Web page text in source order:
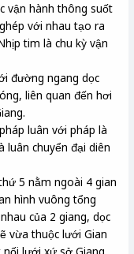
vận hành thông suốt
với nhau tạo ra
tim là chu kỳ vận
đường ngang dọc
liên quan đến hơi
luân với pháp là
luân chuyển đại diên
5 nằm ngoài 4 gian
hình vuông tổng
của 2 giang, dọc
vừa thuộc lưới Gian